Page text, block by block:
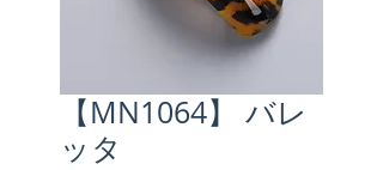
【MN1064】 バレ
ッタ